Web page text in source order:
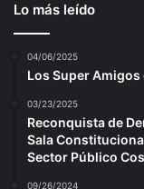
Lo más leído
04/06/2025
Los Super
03/23/2025
Reconquista de
Sala
Sector Público
09/26/2024